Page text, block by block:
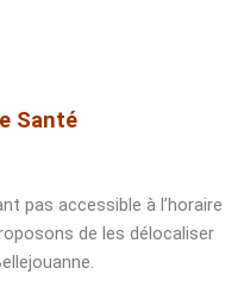
Santé
pas accessible à l’horaire
de les délocaliser